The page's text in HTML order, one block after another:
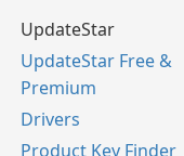
UpdateStar
UpdateStar Free &
Premium
Drivers
Product Key Finder